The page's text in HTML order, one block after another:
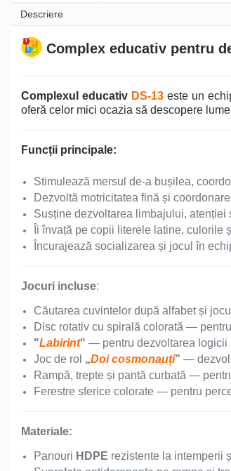
Pentru terenuri sportive
Pentru săli de sport
Echipamente de Joacă
copii
Balansoare
Figurine pe arc
Tobogane pentru copii
Nisipiere pentru copii
Căsuțe de joacă
Mese și bănci pentru copii
Descriere
Complex educativ pentru
Complexul educativ DS-13este un
oferă celor mici ocazia să descopere
Funcții principale:
Stimulează mersul de-a bușilea,
Dezvoltă motricitatea fină și
Susține dezvoltarea limbajului, atenției
Îi învață pe copii literele latine, culorile
Încurajează socializarea și jocul în
Jocuri incluse:
Căutarea cuvintelor după alfabet și
Disc rotativ cu spirală colorată —
"Labirint" — pentru dezvoltarea logicii
Joc de rol „Doi cosmonauți” —
Rampă, trepte și pantă curbată —
Ferestre sferice colorate — pentru
Materiale:
Panouri HDPE rezistente la intemperii